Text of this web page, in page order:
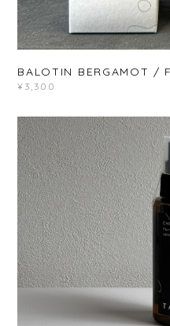
BALOTIN BERGAMOT
¥3,300